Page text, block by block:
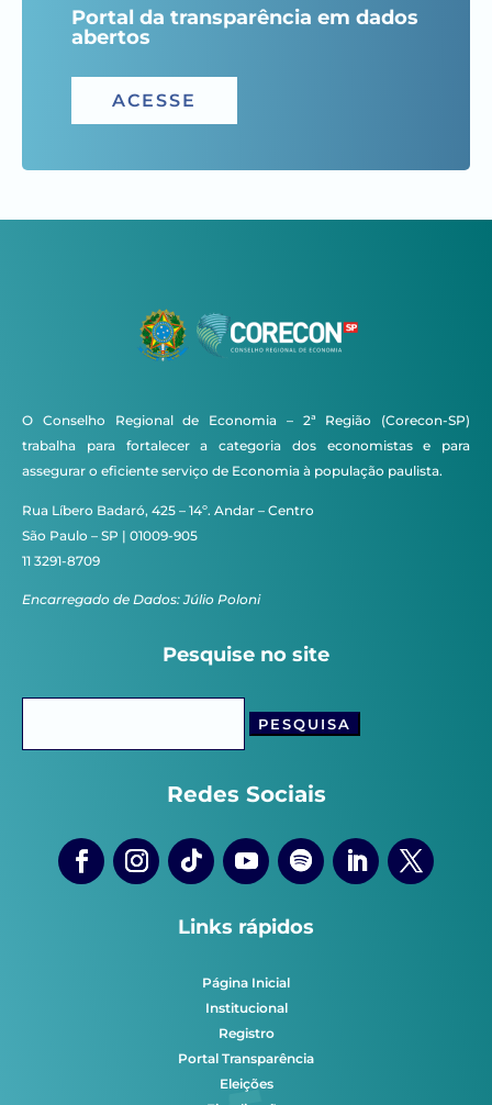
Portal da transparência em dados
abertos
ACESSE
O Conselho Regional de Economia – 2ª Região (Corecon-SP)
trabalha para fortalecer a categoria dos economistas e para
assegurar o eficiente serviço de Economia à população paulista.
Rua Líbero Badaró, 425 – 14º. Andar – Centro
São Paulo – SP | 01009-905
11 3291-8709
Encarregado de Dados: Júlio Poloni
Pesquise no site
Redes Sociais
Links rápidos
Página Inicial
Institucional
Registro
Portal Transparência
Eleições